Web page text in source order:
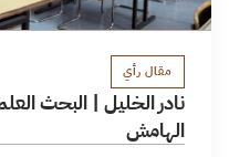
مقال رأي
نادر الخليل | البحث
الهامش